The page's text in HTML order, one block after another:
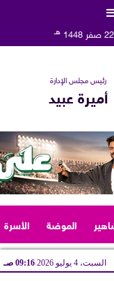
22 صفر 1448 هـ
رئيس مجلس الإدارة
أميرة عبيد
الموضة الأسرة
السبت، 4 يوليو 2026 09:16 صـ